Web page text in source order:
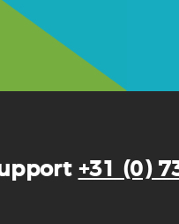
+31 (0)